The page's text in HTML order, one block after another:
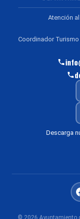
Atención
Coordinador
Descarga
© 2026 Ayuntamiento